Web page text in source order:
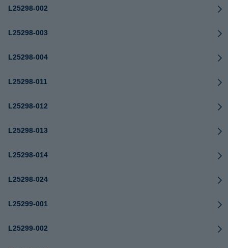
L25298-002
L25298-003
L25298-004
L25298-011
L25298-012
L25298-013
L25298-014
L25298-024
L25299-001
L25299-002